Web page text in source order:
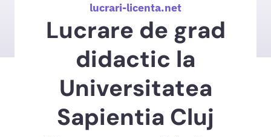
lucrari-licenta.net
Lucrare de grad
didactic la
Universitatea
Sapientia Cluj